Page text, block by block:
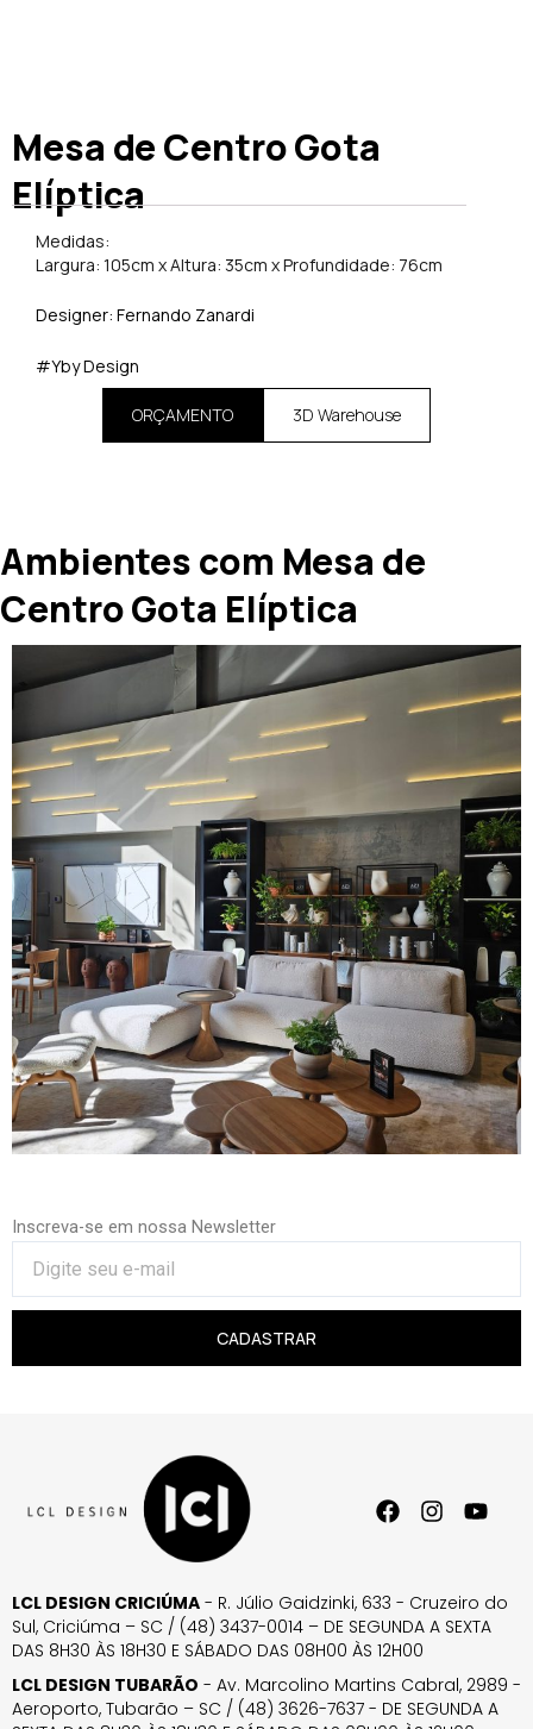
Mesa de Centro Gota
Elíptica
Medidas:
Largura: 105cm x Altura: 35cm x Profundidade: 76cm
Designer: Fernando Zanardi
#Yby Design
ORÇAMENTO 3D Warehouse
Ambientes com Mesa de
Centro Gota Elíptica
Inscreva-se em nossa Newsletter
CADASTRAR
LCL DESIGN CRICIÚMA - R. Júlio Gaidzinki, 633 - Cruzeiro do
Sul, Criciúma – SC / (48) 3437-0014 – DE SEGUNDA A SEXTA
DAS 8H30 ÀS 18H30 E SÁBADO DAS 08H00 ÀS 12H00
LCL DESIGN TUBARÃO - Av. Marcolino Martins Cabral, 2989 -
Aeroporto, Tubarão – SC / (48) 3626-7637 - DE SEGUNDA A